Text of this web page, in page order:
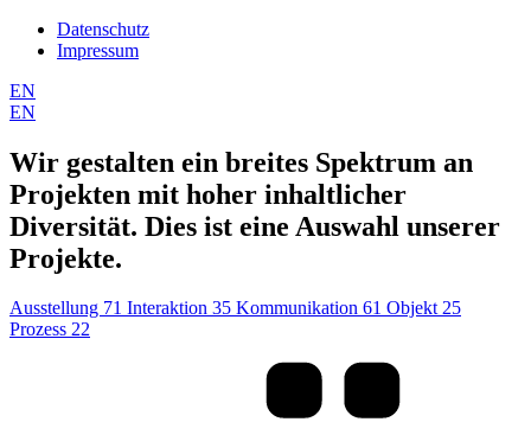
Datenschutz
Impressum
EN
EN
Wir gestalten ein breites Spektrum an
Projekten mit hoher inhaltlicher
Diversität. Dies ist eine Auswahl unserer
Projekte.
Ausstellung 71 Interaktion 35 Kommunikation 61 Objekt25
Prozess 22